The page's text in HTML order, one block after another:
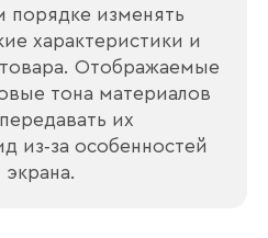
порядке изменять
характеристики и
Отображаемые
тона материалов
их
из‑за особенностей
конфиденциальности